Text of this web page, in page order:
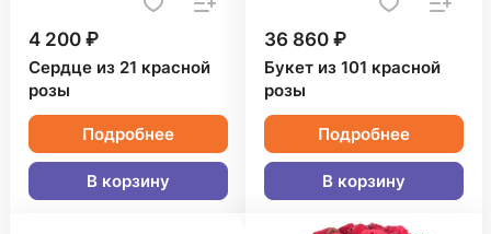
4 200 ₽
Сердце из 21 красной
розы
Подробнее
В корзину
36 860 ₽
Букет из 101 красной
розы
Подробнее
В корзину